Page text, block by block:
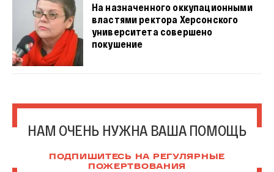
На назначенного оккупационными
властями ректора Херсонского
университета совершено
покушение
НАМ ОЧЕНЬ НУЖНА ВАША ПОМОЩЬ
ПОДПИШИТЕСЬ НА РЕГУЛЯРНЫЕ
ПОЖЕРТВОВАНИЯ